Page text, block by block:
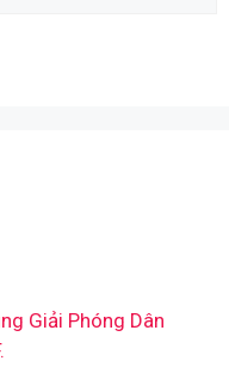
Giải Phóng Dân